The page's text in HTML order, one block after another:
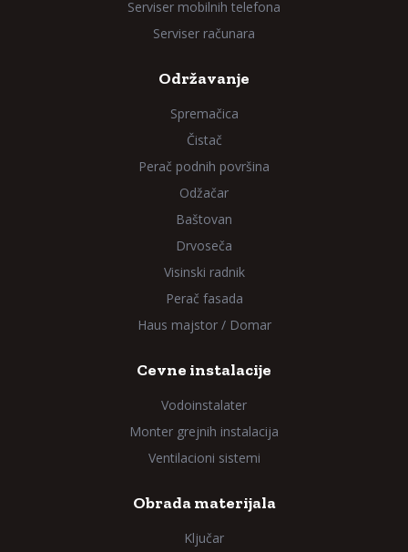
Serviser mobilnih telefona
Serviser računara
Održavanje
Spremačica
Čistač
Perač podnih površina
Odžačar
Baštovan
Drvoseča
Visinski radnik
Perač fasada
Haus majstor / Domar
Cevne instalacije
Vodoinstalater
Monter grejnih instalacija
Ventilacioni sistemi
Obrada materijala
Ključar